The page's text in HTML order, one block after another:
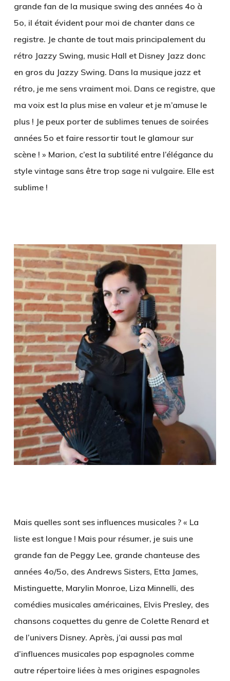
grande fan de la musique swing des années 4o à
5o, il était évident pour moi de chanter dans ce
registre. Je chante de tout mais principalement du
rétro Jazzy Swing, music Hall et Disney Jazz donc
en gros du Jazzy Swing. Dans la musique jazz et
rétro, je me sens vraiment moi. Dans ce registre, que
ma voix est la plus mise en valeur et je m’amuse le
plus ! Je peux porter de sublimes tenues de soirées
années 5o et faire ressortir tout le glamour sur
scène ! » Marion, c’est la subtilité entre l’élégance du
style vintage sans être trop sage ni vulgaire. Elle est
sublime !
Mais quelles sont ses influences musicales ? « La
liste est longue ! Mais pour résumer, je suis une
grande fan de Peggy Lee, grande chanteuse des
années 4o/5o, des Andrews Sisters, Etta James,
Mistinguette, Marylin Monroe, Liza Minnelli, des
comédies musicales américaines, Elvis Presley, des
chansons coquettes du genre de Colette Renard et
de l’univers Disney. Après, j’ai aussi pas mal
d’influences musicales pop espagnoles comme
autre répertoire liées à mes origines espagnoles